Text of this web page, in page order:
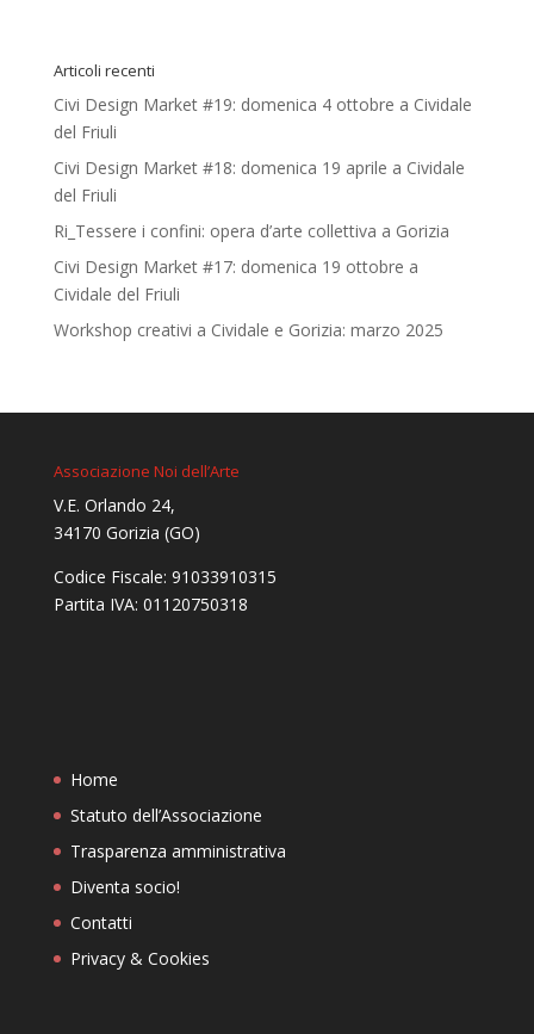
Articoli recenti
Civi Design Market #19: domenica 4 ottobre a Cividale
del Friuli
Civi Design Market #18: domenica 19 aprile a Cividale
del Friuli
Ri_Tessere i confini: opera d’arte collettiva a Gorizia
Civi Design Market #17: domenica 19 ottobre a
Cividale del Friuli
Workshop creativi a Cividale e Gorizia: marzo 2025
Associazione Noi dell’Arte
V.E. Orlando 24,
34170 Gorizia (GO)
Codice Fiscale: 91033910315
Partita IVA: 01120750318
Home
Statuto dell’Associazione
Trasparenza amministrativa
Diventa socio!
Contatti
Privacy & Cookies